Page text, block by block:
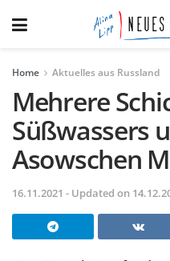
Home Aktuelles aus Russland
Mehrere
Süßwassers
Asowschen
16.11.2021 - Updated on